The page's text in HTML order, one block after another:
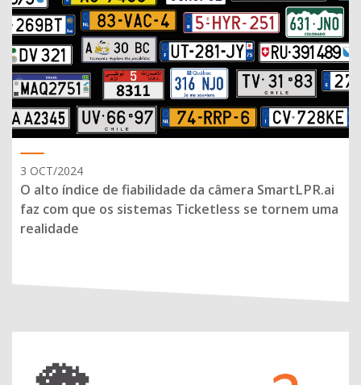
3 OCT/2024
O alto índice de fiabilidade da câmera SmartLPR.ai
faz com que os sistemas Ticketless se tornem uma
realidade